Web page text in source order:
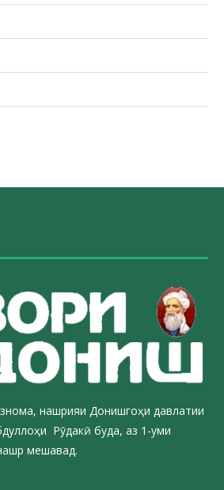
нашрияи Донишгоҳи давлатии
Рӯдакӣ буда, аз 1-уми
мешавад.